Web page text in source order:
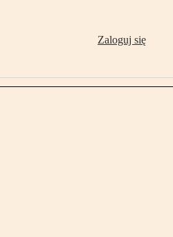
Zaloguj się